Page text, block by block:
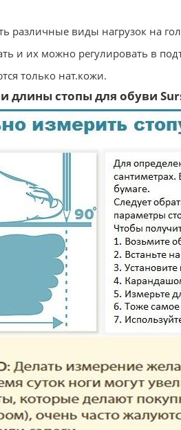
различные виды нагрузок на
и их можно регулировать в
только нат.кожи.
длины стопы для обуви